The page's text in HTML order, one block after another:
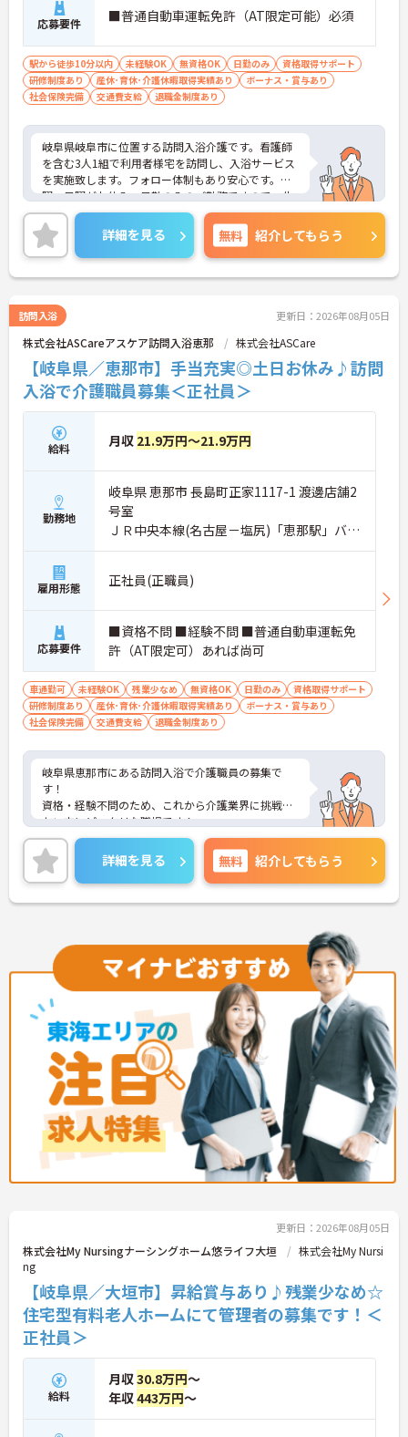
応募要件 ■普通自動車運転免許（AT限定可能）必須
駅から徒歩10分以内 未経験OK 無資格OK 日勤のみ
資格取得サポート
研修制度あり
産休･育休･介護休暇取得実績あり
ボーナス・賞与あり
社会保険完備
交通費支給 退職金制度あり
岐阜県岐阜市に位置する訪問入浴介護です。看護師
を含む3人1組で利用者様宅を訪問し、入浴サービス
を実施致します。フォロー体制もあり安心です。土
曜・日曜がお休み、日勤のみのご勤務ですので、生
活リズムを整えやすく無理なくご勤務いただけます
♪
ご興味をお持ちの方には詳細の情報や面接のポイン
トをお伝えしますのでお気軽にお問い合わせくださ
いませ。
詳細を見る 無料 紹介してもらう
訪問入浴 更新日：2026年08月05日
株式会社ASCareアスケア訪問入浴恵那 株式会社ASCare
【岐阜県／恵那市】手当充実◎土日お休み♪訪問
入浴で介護職員募集＜正社員＞
給料 月収 21.9万円～21.9万円
勤務地
岐阜県 恵那市 長島町正家1117-1 渡邊店舗2
号室
ＪＲ中央本線(名古屋－塩尻)「恵那駅」バ
ス・車5分
雇用形態 正社員(正職員)
応募要件
■資格不問 ■経験不問 ■普通自動車運転免
許（AT限定可）あれば尚可
車通勤可 未経験OK 残業少なめ 無資格OK 日勤のみ
資格取得サポート
研修制度あり
産休･育休･介護休暇取得実績あり
ボーナス・賞与あり
社会保険完備
交通費支給 退職金制度あり
岐阜県恵那市にある訪問入浴で介護職員の募集で
す！
資格・経験不問のため、これから介護業界に挑戦し
たい方にピッタリな職場です！
土日がお休みで17時半までの勤務のため、プライベ
ートの時間をしっかり確保でき、仕事との両立がし
やすい職場です◎
ご興味ある方は面接ポイントをお伝えしますので、
お気軽にご連絡ください。
詳細を見る 無料 紹介してもらう
更新日：2026年08月05日
株式会社My Nursingナーシングホーム悠ライフ大垣
株式会社My Nursi
ng
【岐阜県／大垣市】昇給賞与あり♪残業少なめ☆
住宅型有料老人ホームにて管理者の募集です！＜
正社員＞
給料
月収30.8万円～
年収443万円～